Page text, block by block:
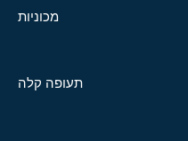
מכוניות
תעופה קלה